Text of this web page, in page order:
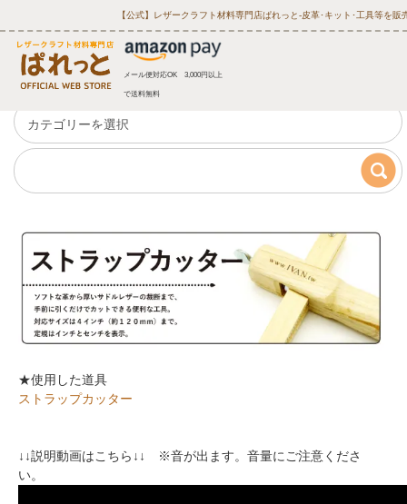
【公式】レザークラフト材料専門店ぱれっと‐皮革･キット･工具等を販
メール便対応OK 3,000円以上
で送料無料
★使用した道具
ストラップカッター
↓↓説明動画はこちら↓↓ ※音が出ます。音量にご注意くださ
い。